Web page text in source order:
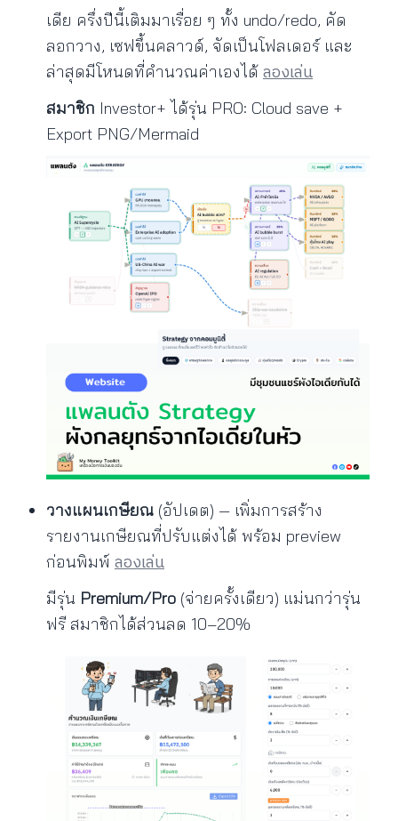
เดีย ครึ่งปีนี้เติมมาเรื่อย ๆ ทั้ง undo/redo, คัด
ลอกวาง, เซฟขึ้นคลาวด์, จัดเป็นโฟลเดอร์ และ
ล่าสุดมีโหนดที่คำนวณค่าเองได้ ลองเล่น
สมาชิก Investor+ ได้รุ่น PRO: Cloud save +
Export PNG/Mermaid
วางแผนเกษียณ (อัปเดต) — เพิ่มการสร้าง
รายงานเกษียณที่ปรับแต่งได้ พร้อม preview
ก่อนพิมพ์ ลองเล่น
มีรุ่น Premium/Pro (จ่ายครั้งเดียว) แม่นกว่ารุ่น
ฟรี สมาชิกได้ส่วนลด 10–20%